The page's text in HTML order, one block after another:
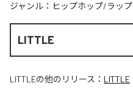
ジャンル： ヒップホップ/ラップ
LITTLE
LITTLEの他のリリース： LITTLE